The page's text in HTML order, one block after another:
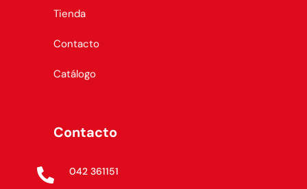
Tienda
Contacto
Catálogo
Contacto
 042 361151